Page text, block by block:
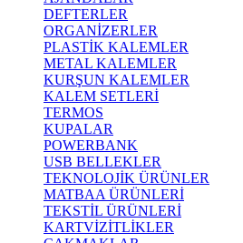
DEFTERLER
ORGANİZERLER
PLASTİK KALEMLER
METAL KALEMLER
KURŞUN KALEMLER
KALEM SETLERİ
TERMOS
KUPALAR
POWERBANK
USB BELLEKLER
TEKNOLOJİK ÜRÜNLER
MATBAA ÜRÜNLERİ
TEKSTİL ÜRÜNLERİ
KARTVİZİTLİKLER